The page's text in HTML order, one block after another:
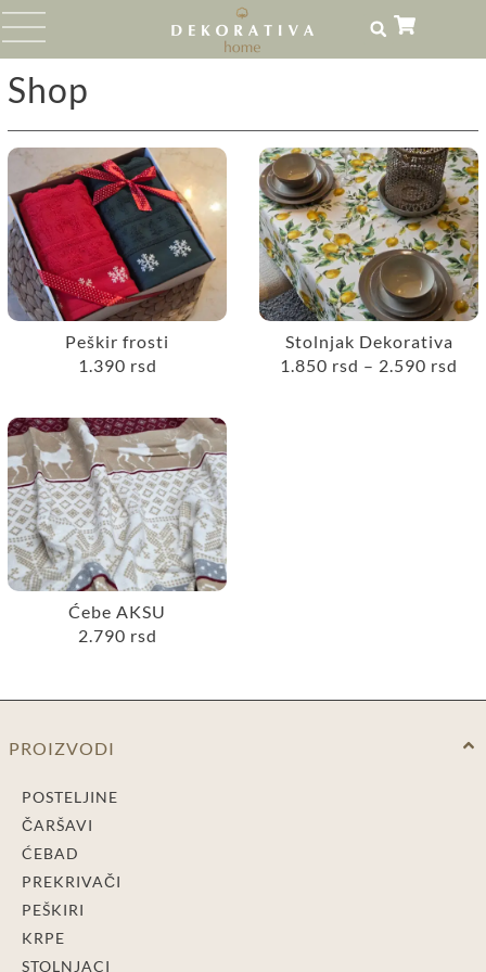
Shop
Peškir frosti
1.390 rsd
Stolnjak Dekorativa
1.850 rsd – 2.590 rsd
Ćebe AKSU
2.790 rsd
PROIZVODI
POSTELJINE
ČARŠAVI
ĆEBAD
PREKRIVAČI
PEŠKIRI
KRPE
STOLNJACI